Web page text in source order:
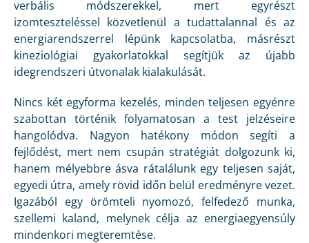
verbális módszerekkel, mert egyrészt
izomteszteléssel közvetlenül a tudattalannal és az
energiarendszerrel lépünk kapcsolatba, másrészt
kineziológiai gyakorlatokkal segítjük az újabb
idegrendszeri útvonalak kialakulását.
Nincs két egyforma kezelés, minden teljesen egyénre
szabottan történik folyamatosan a test jelzéseire
hangolódva. Nagyon hatékony módon segíti a
fejlődést, mert nem csupán stratégiát dolgozunk ki,
hanem mélyebbre ásva rátalálunk egy teljesen saját,
egyedi útra, amely rövid időn belül eredményre vezet.
Igazából egy örömteli nyomozó, felfedező munka,
szellemi kaland, melynek célja az energiaegyensúly
mindenkori megteremtése.